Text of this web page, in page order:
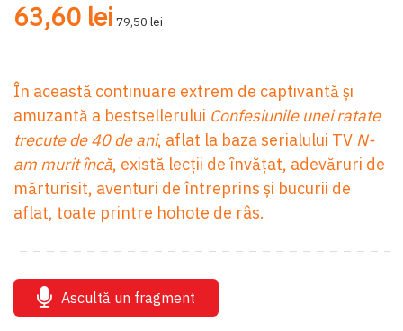
63,60 lei 79,50 lei
În această continuare extrem de captivantă și
amuzantă a bestsellerului Confesiunile unei ratate
trecute de 40 de ani, aflat la baza serialului TV N-
am murit încă, există lecții de învățat, adevăruri de
mărturisit, aventuri de întreprins și bucurii de
aflat, toate printre hohote de râs.
Ascultă un fragment